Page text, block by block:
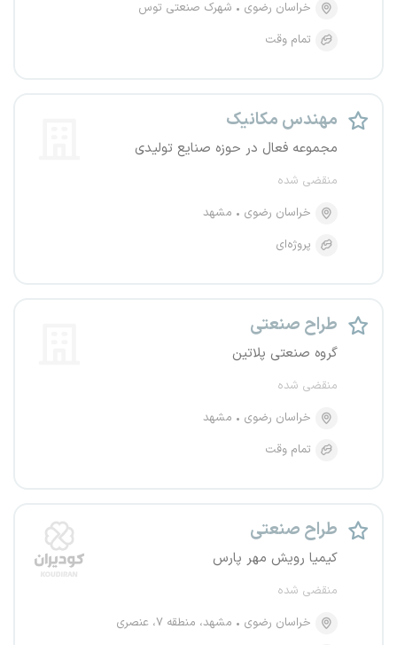
خراسان رضوی
شهرک صنعتی توس
تمام وقت
مهندس مکانیک
مجموعه فعال در حوزه صنایع تولیدی
منقضی شده
خراسان رضوی
مشهد
پروژه‌ای
طراح صنعتی
گروه صنعتی پلاتین
منقضی شده
خراسان رضوی
مشهد
تمام وقت
طراح صنعتی
کیمیا رویش مهر پارس
منقضی شده
خراسان رضوی
مشهد، منطقه ۷، عنصری